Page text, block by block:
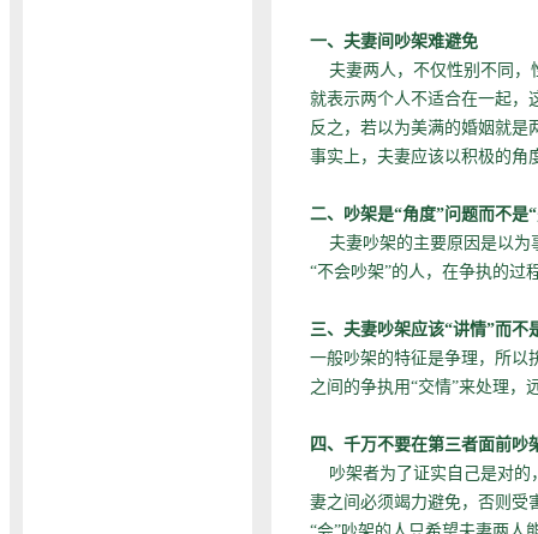
一、夫妻间吵架难避免
夫妻两人，不仅性别不同，
就表示两个人不适合在一起，
反之，若以为美满的婚姻就是
事实上，夫妻应该以积极的角
二、吵架是“角度”问题而不是“
夫妻吵架的主要原因是以为
“不会吵架”的人，在争执的过
三、夫妻吵架应该“讲情”而不
一般吵架的特征是争理，所以
之间的争执用“交情”来处理，
四、千万不要在第三者面前吵
吵架者为了证实自己是对的
妻之间必须竭力避免，否则受